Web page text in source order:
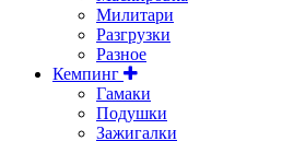
Милитари
Разгрузки
Разное
Кемпинг
Гамаки
Подушки
Зажигалки